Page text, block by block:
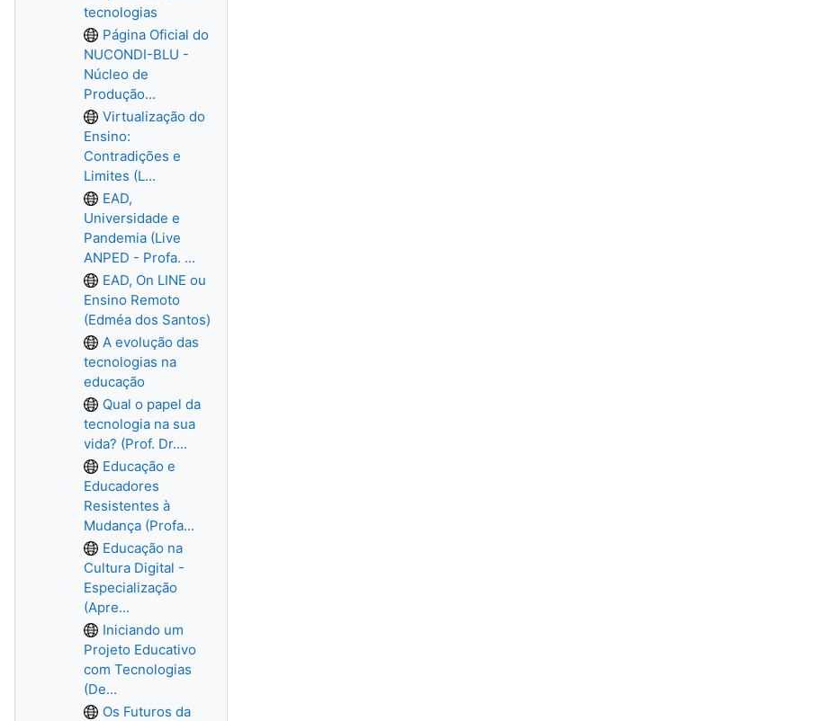
tecnologias
Página Oficial do
NUCONDI-BLU -
Núcleo de
Produção...
Virtualização do
Ensino:
Contradições e
Limites (L...
EAD,
Universidade e
Pandemia (Live
ANPED - Profa. ...
EAD, On LINE ou
Ensino Remoto
(Edméa dos Santos)
A evolução das
tecnologias na
educação
Qual o papel da
tecnologia na sua
vida? (Prof. Dr....
Educação e
Educadores
Resistentes à
Mudança (Profa...
Educação na
Cultura Digital -
Especialização
(Apre...
Iniciando um
Projeto Educativo
com Tecnologias
(De...
Os Futuros da